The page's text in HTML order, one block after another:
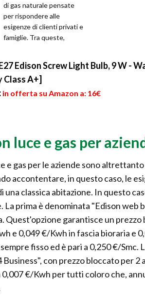
di gas naturale pensate
per rispondere alle
esigenze di clienti privati e
famiglie. Tra queste,
Edison Screw Light Bulb, 9 W -
Class A+]
in offerta su Amazon a: 16€
luce e gas per
e gas per le aziende sono
accontentare, in questo caso, le
una classica abitazione. In questo
La prima è denominata "Edison web
Quest'opzione garantisce un prezzo
e 0,049 €/Kwh in fascia bioraria e
fisso ed è pari a 0,250 €/
Business", con prezzo bloccato per 2
€/Kwh per tutti coloro che,